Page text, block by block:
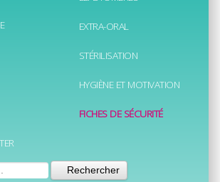
EXTRA-ORAL
STÉRILISATION
HYGIÈNE ET MOTIVATION
FICHES DE SÉCURITÉ
Rechercher